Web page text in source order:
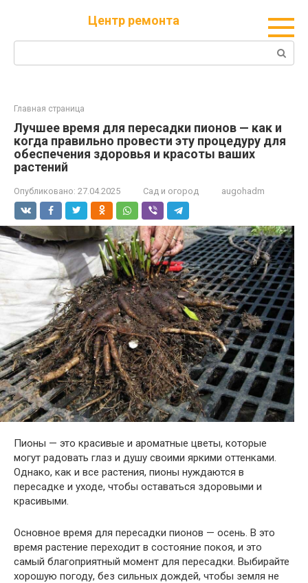
Центр ремонта
Поиск:
Главная страница
Лучшее время для пересадки пионов — как и
когда правильно провести эту процедуру для
обеспечения здоровья и красоты ваших
растений
Опубликовано: 27.04.2025 Сад и огород augohadm
Пионы — это красивые и ароматные цветы, которые
могут радовать глаз и душу своими яркими оттенками.
Однако, как и все растения, пионы нуждаются в
пересадке и уходе, чтобы оставаться здоровыми и
красивыми.
Основное время для пересадки пионов — осень. В это
время растение переходит в состояние покоя, и это
самый благоприятный момент для пересадки. Выбирайте
хорошую погоду, без сильных дождей, чтобы земля не